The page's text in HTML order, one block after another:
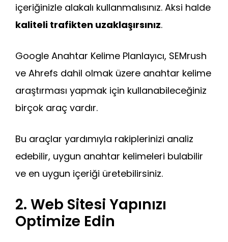
içeriğinizle alakalı kullanmalısınız. Aksi halde
kaliteli trafikten uzaklaşırsınız.
Google Anahtar Kelime Planlayıcı, SEMrush
ve Ahrefs dahil olmak üzere anahtar kelime
araştırması yapmak için kullanabileceğiniz
birçok araç vardır.
Bu araçlar yardımıyla rakiplerinizi analiz
edebilir, uygun anahtar kelimeleri bulabilir
ve en uygun içeriği üretebilirsiniz.
2. Web Sitesi Yapınızı
Optimize Edin